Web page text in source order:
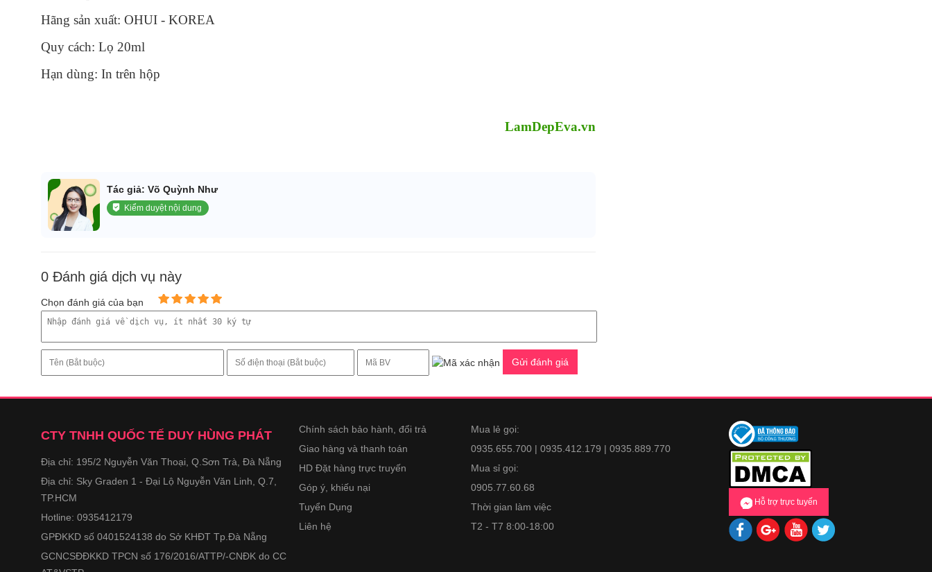
Hãng sản xuất: OHUI - KOREA
Quy cách: Lọ 20ml
Hạn dùng: In trên hộp
LamDepEva.vn
Tác giả: Võ Quỳnh Như
Kiểm duyệt nội dung
0 Đánh giá dịch vụ này
Chọn đánh giá của bạn
Gửi đánh giá
CTY TNHH QUỐC TẾ DUY HÙNG PHÁT
Địa chỉ: 195/2 Nguyễn Văn Thoại, Q.Sơn Trà, Đà Nẵng
Địa chỉ: Sky Graden 1 - Đại Lộ Nguyễn Văn Linh, Q.7,
TP.HCM
Hotline: 0935412179
GPĐKKD số 0401524138 do Sở KHĐT Tp.Đà Nẵng
GCNCSĐĐKKD TPCN số 176/2016/ATTP/-CNĐK do CC
Chính sách bảo hành, đổi trả
Giao hàng và thanh toán
HD Đặt hàng trực truyến
Góp ý, khiếu nại
Tuyển Dụng
Liên hệ
Mua lẻ gọi:
0935.655.700 | 0935.412.179 | 0935.889.770
Mua sỉ gọi:
0905.77.60.68
Thời gian làm việc
T2 - T7 8:00-18:00
Hỗ trợ trực tuyến